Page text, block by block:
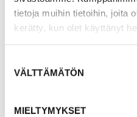
tietoja muihin tietoihin, joita
kerätty, kun olet käyttänyt
valinta
VÄLTTÄMÄTÖN
MIELTYMYKSET
Anneli Sarvimäki, ikäfilosofi